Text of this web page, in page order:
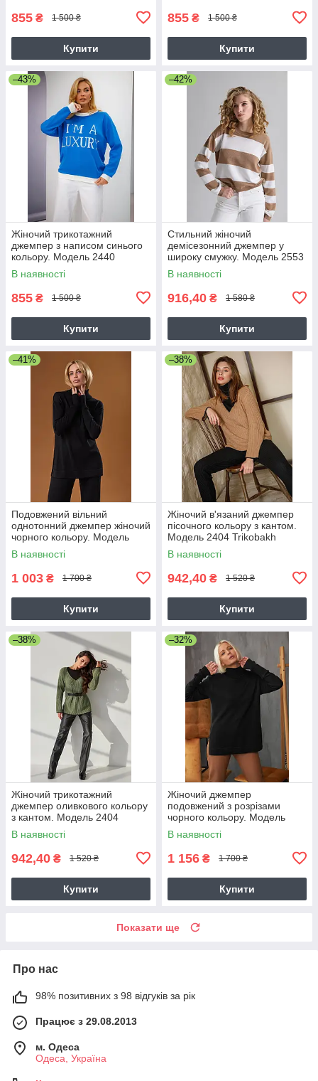
855 ₴ 1 500 ₴
Купити
855 ₴ 1 500 ₴
Купити
–43%
Жіночий трикотажний
джемпер з написом синього
кольору. Модель 2440
Trikobakh
В наявності
855 ₴ 1 500 ₴
Купити
–42%
Стильний жіночий
демісезонний джемпер у
широку смужку. Модель 2553
бежево-молочний
В наявності
916,40 ₴ 1 580 ₴
Купити
–41%
Подовжений вільний
однотонний джемпер жіночий
чорного кольору. Модель
2706 Trikobakh
В наявності
1 003 ₴ 1 700 ₴
Купити
–38%
Жіночий в'язаний джемпер
пісочного кольору з кантом.
Модель 2404 Trikobakh
В наявності
942,40 ₴ 1 520 ₴
Купити
–38%
Жіночий трикотажний
джемпер оливкового кольору
з кантом. Модель 2404
Trikobakh
В наявності
942,40 ₴ 1 520 ₴
Купити
–32%
Жіночий джемпер
подовжений з розрізами
чорного кольору. Модель
2442 Trikobakh
В наявності
1 156 ₴ 1 700 ₴
Купити
Показати ще
Про нас
98% позитивних з 98 відгуків за рік
Працює з 29.08.2013
м. Одеса
Одеса, Україна